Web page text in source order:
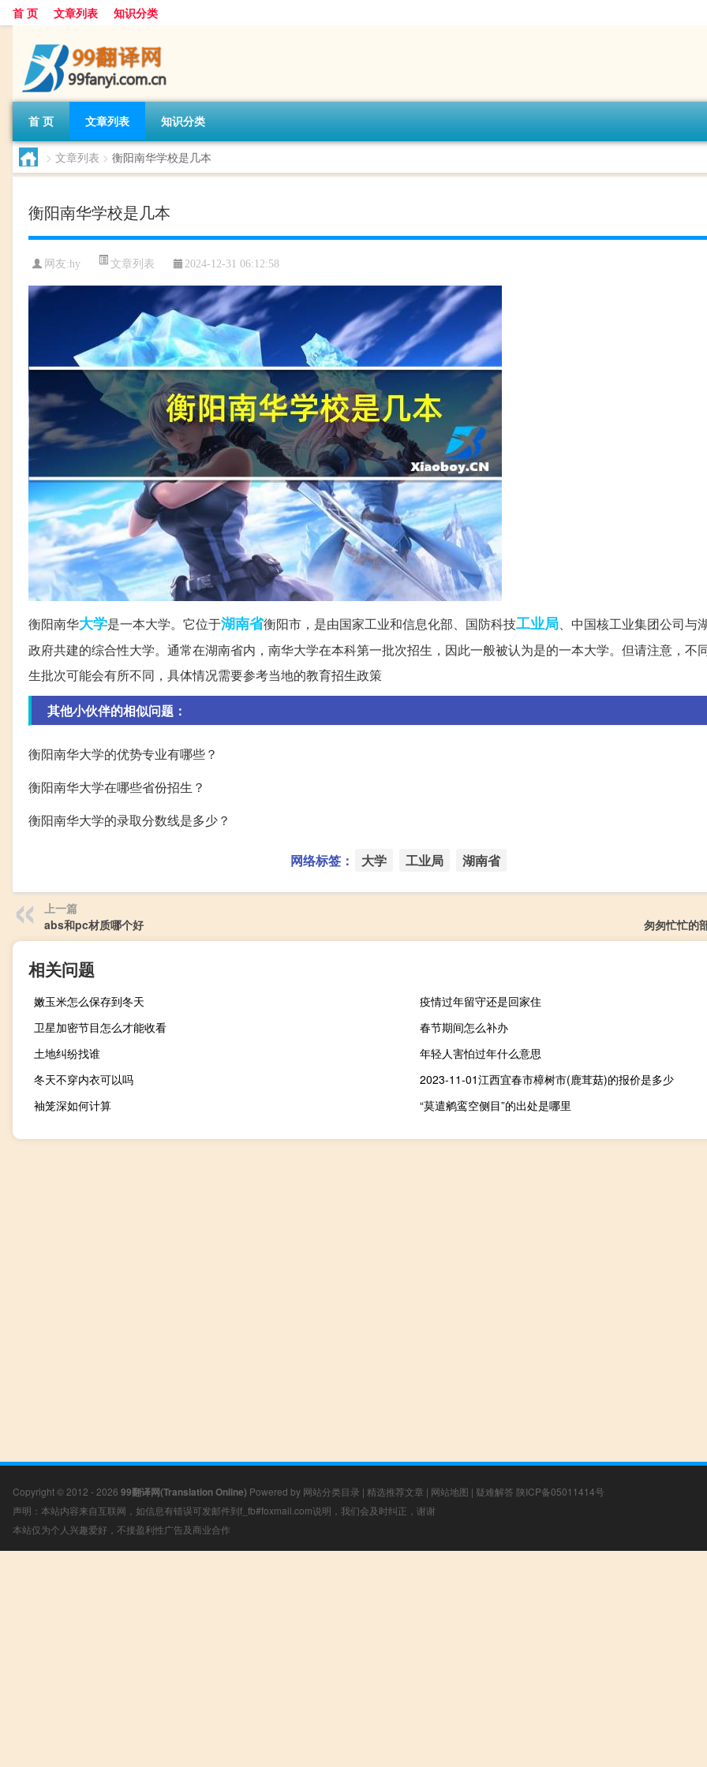
首 页 文章列表 知识分类
首 页 文章列表 知识分类
> 文章列表 > 衡阳南华学校是几本
衡阳南华学校是几本
网友:hy 文章列表 2024-12-31 06:12:58
衡阳南华大学是一本大学。它位于湖南省衡阳市，是由国家工业和信息化部、国防科技工业局、中国核工业集团公司与
政府共建的综合性大学。通常在湖南省内，南华大学在本科第一批次招生，因此一般被认为是的一本大学。但请注意，不
生批次可能会有所不同，具体情况需要参考当地的教育招生政策
其他小伙伴的相似问题：
衡阳南华大学的优势专业有哪些？
衡阳南华大学在哪些省份招生？
衡阳南华大学的录取分数线是多少？
网络标签： 大学 工业局 湖南省
上一篇
abs和pc材质哪个好
匆匆忙忙的
相关问题
嫩玉米怎么保存到冬天
疫情过年留守还是回家住
卫星加密节目怎么才能收看
春节期间怎么补办
土地纠纷找谁
年轻人害怕过年什么意思
冬天不穿内衣可以吗
2023-11-01江西宜春市樟树市(鹿茸菇)的报价是多少
袖笼深如何计算
“莫遣鹓鸾空侧目”的出处是哪里
Copyright © 2012 - 2026 99翻译网(Translation Online) Powered by 网站分类目录 | 精选推荐文章 | 网站地图 | 疑难解答 陕ICP备05011414号
声明：本站内容来自互联网，如信息有错误可发邮件到f_fb#foxmail.com说明，我们会及时纠正，谢谢
本站仅为个人兴趣爱好，不接盈利性广告及商业合作